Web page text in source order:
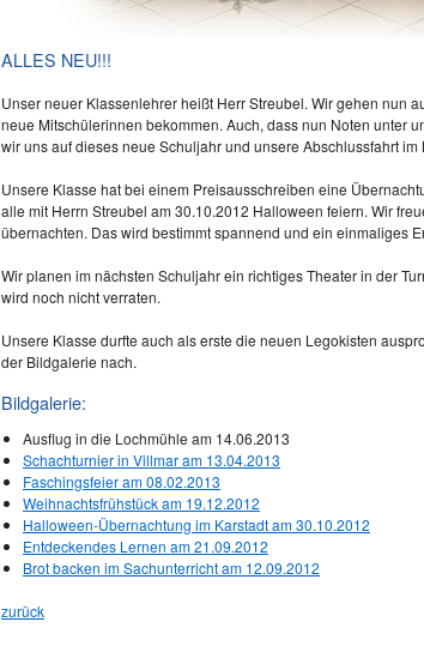
ALLES NEU!!!
Unser neuer Klassenlehrer heißt Herr Streubel. Wir gehen nun
neue Mitschülerinnen bekommen. Auch, dass nun Noten unter
wir uns auf dieses neue Schuljahr und unsere Abschlussfahrt
Unsere Klasse hat bei einem Preisausschreiben eine
alle mit Herrn Streubel am 30.10.2012 Halloween feiern. Wir
übernachten. Das wird bestimmt spannend und ein einmaliges
Wir planen im nächsten Schuljahr ein richtiges Theater in der
wird noch nicht verraten.
Unsere Klasse durfte auch als erste die neuen Legokisten
der Bildgalerie nach.
Bildgalerie:
Ausflug in die Lochmühle am 14.06.2013
Schachturnier in Villmar am 13.04.2013
Faschingsfeier am 08.02.2013
Weihnachtsfrühstück am 19.12.2012
Halloween-Übernachtung im Karstadt am 30.10.2012
Entdeckendes Lernen am 21.09.2012
Brot backen im Sachunterricht am 12.09.2012
zurück